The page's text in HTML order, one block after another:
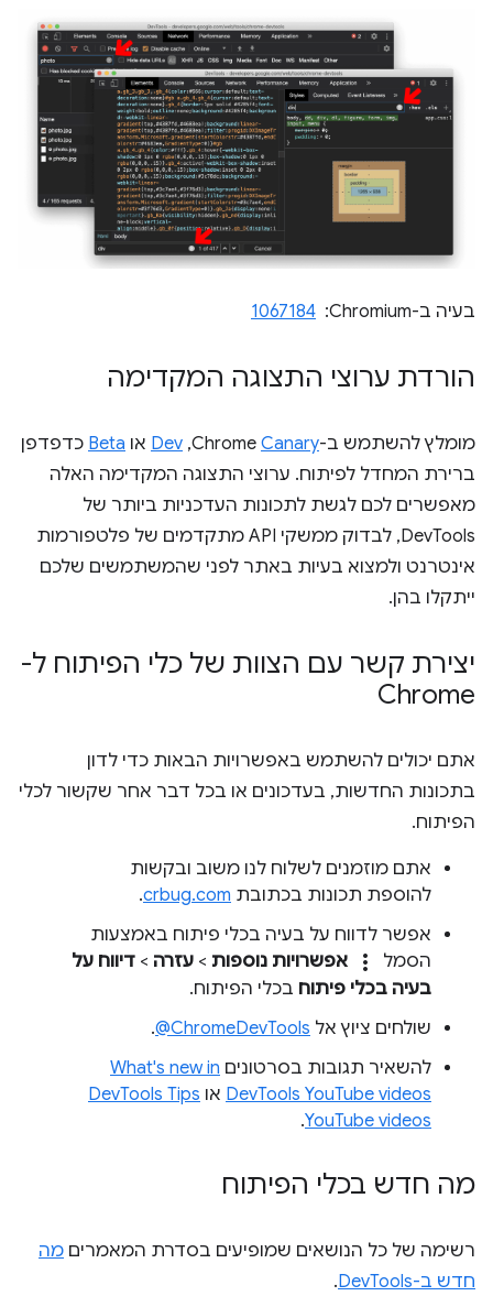
בעיה ב-Chromium: ‏ 1067184
הורדת ערוצי התצוגה המקדימה
מומלץ להשתמש ב-ChromeCanary
,‏
Dev או Beta כדפדפן
ברירת המחדל לפיתוח. ערוצי התצוגה המקדימה האלה
מאפשרים לכם לגשת לתכונות העדכניות ביותר של
DevTools, לבדוק ממשקי API מתקדמים של פלטפורמות
אינטרנט ולמצוא בעיות באתר לפני שהמשתמשים שלכם
ייתקלו בהן.
יצירת קשר עם הצוות של כלי הפיתוח ל-
Chrome
אתם יכולים להשתמש באפשרויות הבאות כדי לדון
בתכונות החדשות, בעדכונים או בכל דבר אחר שקשור לכלי
הפיתוח.
אתם מוזמנים לשלוח לנו משוב ובקשות
להוספת תכונות בכתובת crbug.com
.
אפשר לדווח על בעיה בכלי פיתוח באמצעות
הסמל
more_vert אפשרויות נוספות > עזרה > דיווח על
בעיה בכלי פיתוח בכלי הפיתוח.
שולחים ציוץ אל ‎@ChromeDevTools
.
להשאיר תגובות בסרטונים What's new in
DevTools YouTube videos או DevTools Tips
YouTube videos
.
מה חדש בכלי הפיתוח
רשימה של כל הנושאים שמופיעים בסדרת המאמרים מה
חדש ב-DevTools
.